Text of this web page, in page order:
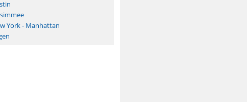
York - Manhattan